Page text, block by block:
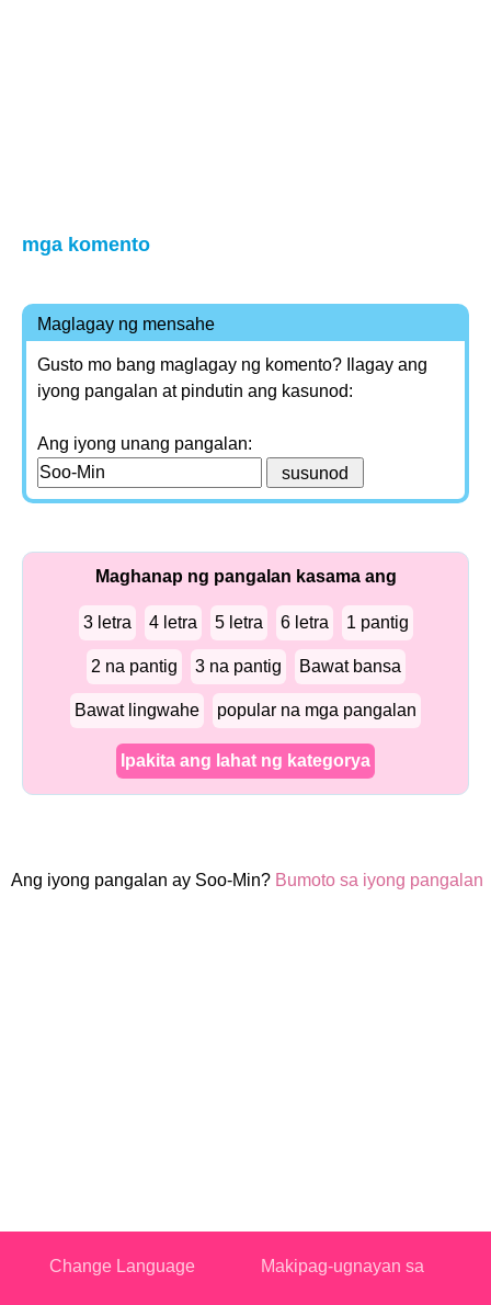
mga komento
Maglagay ng mensahe
Gusto mo bang maglagay ng komento? Ilagay ang
iyong pangalan at pindutin ang kasunod:
Ang iyong unang pangalan:
Maghanap ng pangalan kasama ang
3 letra 4 letra 5 letra 6 letra 1 pantig
2 na pantig 3 na pantig Bawat bansa
Bawat lingwahe popular na mga pangalan
Ipakita ang lahat ng kategorya
Ang iyong pangalan ay Soo-Min? Bumoto sa iyong pangalan
Change Language Makipag-ugnayan sa